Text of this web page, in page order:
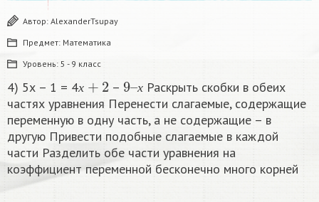
Автор: AlexanderTsupay
Предмет: Математика
Уровень: 5 - 9 класс
4) 5х – 1 = 4х – х
9х
Раскрыть скобки в обеих
частях уравнения Перенести слагаемые, содержащие
переменную в одну часть, а не содержащие – в
другую Привести подобные слагаемые в каждой
части Разделить обе части уравнения на
коэффициент переменной бесконечно много корней​